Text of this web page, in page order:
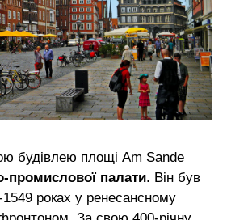
будівлею площі Am Sande
промислової палати. Він був
роках у ренесансному